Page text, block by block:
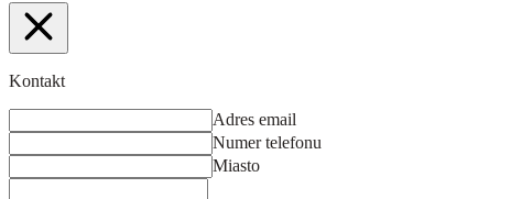
Kontakt
Adres email
Numer telefonu
Miasto